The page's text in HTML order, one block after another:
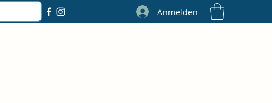
Anmelden